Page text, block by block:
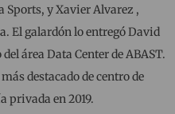
Sports, y Xavier Alvarez ,
El galardón lo entregó David
área Data Center de ABAST.
destacado de centro de
privada en 2019.